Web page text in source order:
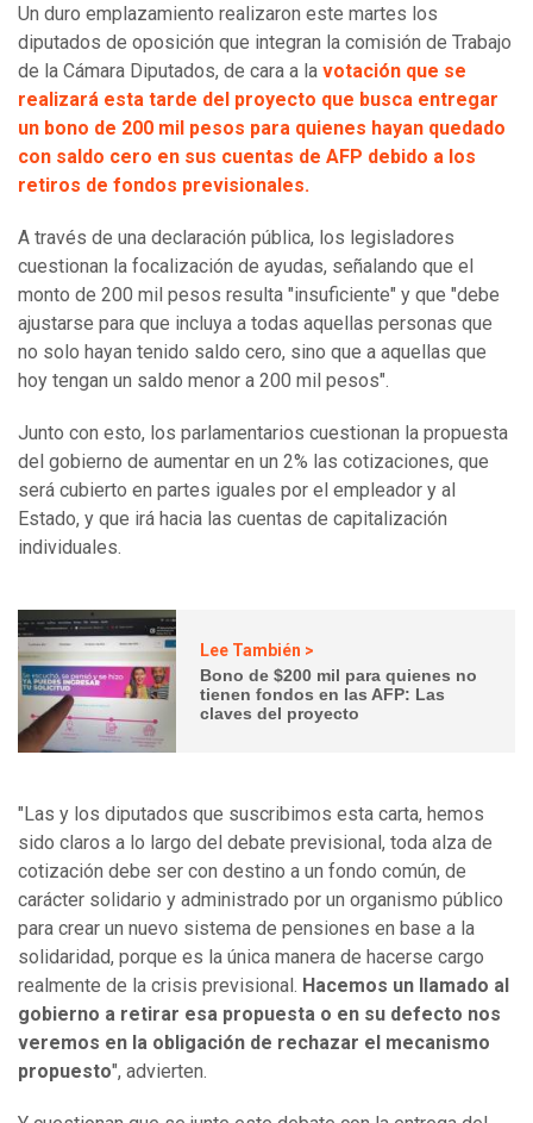
Un duro emplazamiento realizaron este martes los
diputados de oposición que integran la comisión de Trabajo
de la Cámara Diputados, de cara a la votación que se
realizará esta tarde del proyecto que busca entregar
un bono de 200 mil pesos para quienes hayan quedado
con saldo cero en sus cuentas de AFP debido a los
retiros de fondos previsionales.
A través de una declaración pública, los legisladores
cuestionan la focalización de ayudas, señalando que el
monto de 200 mil pesos resulta "insuficiente" y que "debe
ajustarse para que incluya a todas aquellas personas que
no solo hayan tenido saldo cero, sino que a aquellas que
hoy tengan un saldo menor a 200 mil pesos".
Junto con esto, los parlamentarios cuestionan la propuesta
del gobierno de aumentar en un 2% las cotizaciones, que
será cubierto en partes iguales por el empleador y al
Estado, y que irá hacia las cuentas de capitalización
individuales.
Lee También >
Bono de $200 mil para quienes no
tienen fondos en las AFP: Las
claves del proyecto
"Las y los diputados que suscribimos esta carta, hemos
sido claros a lo largo del debate previsional, toda alza de
cotización debe ser con destino a un fondo común, de
carácter solidario y administrado por un organismo público
para crear un nuevo sistema de pensiones en base a la
solidaridad, porque es la única manera de hacerse cargo
realmente de la crisis previsional. Hacemos un llamado al
gobierno a retirar esa propuesta o en su defecto nos
veremos en la obligación de rechazar el mecanismo
propuesto", advierten.